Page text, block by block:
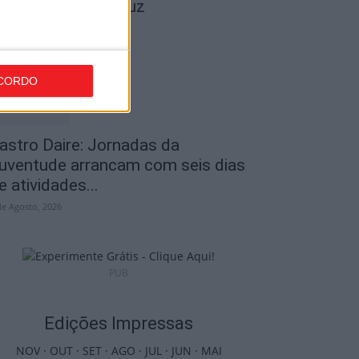
Benfica na Luz
Daire: Jornadas da
arrancam com seis dias
atividades...
Agosto, 2026
Edições Impressas
NOV· OUT· SET· AGO · JUL· JUN · MAI